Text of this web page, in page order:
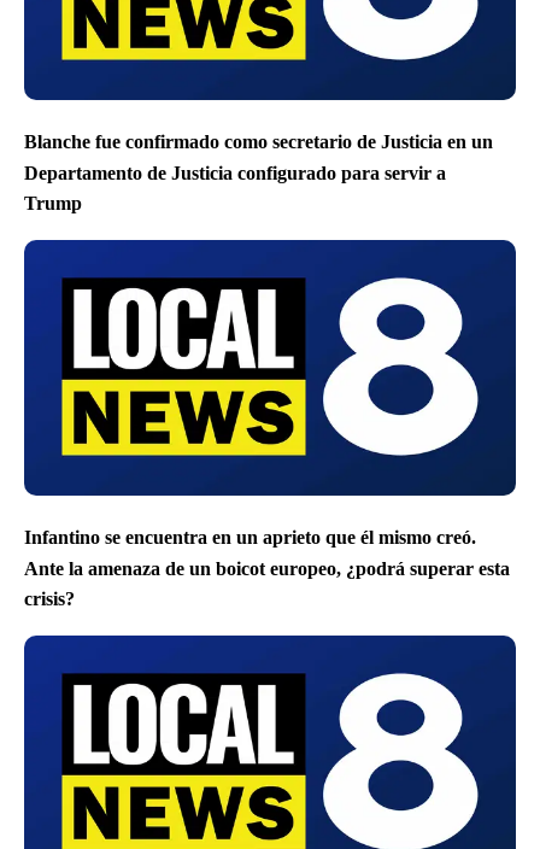
Blanche fue confirmado como secretario de Justicia en un
Departamento de Justicia configurado para servir a
Trump
Infantino se encuentra en un aprieto que él mismo creó.
Ante la amenaza de un boicot europeo, ¿podrá superar esta
crisis?